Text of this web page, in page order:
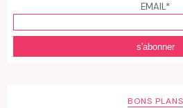
EMAIL*
BONS PLANS